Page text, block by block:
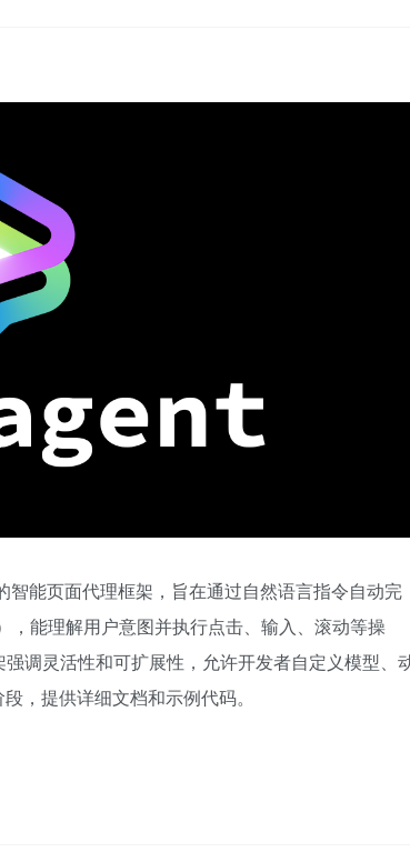
能页面代理框架，旨在通过自然语言指令自动完
能理解用户意图并执行点击、输入、滚动等操
调灵活性和可扩展性，允许开发者自定义模型、
，提供详细文档和示例代码。